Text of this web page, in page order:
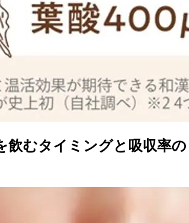
飲むタイミングと吸収率の